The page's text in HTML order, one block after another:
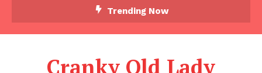
Trending Now
Cranky Old Lady